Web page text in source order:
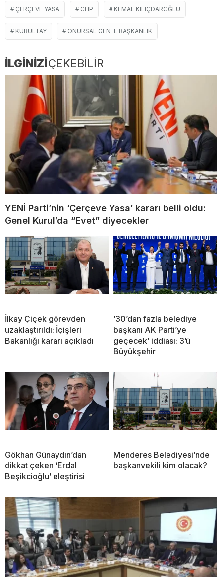
ÇERÇEVE YASA CHP KEMAL KILIÇDAROĞLU
KURULTAY ONURSAL GENEL BAŞKANLIK
İLGİNİZİÇEKEBİLİR
YENİ Parti’nin ‘Çerçeve Yasa’ kararı belli oldu:
Genel Kurul’da “Evet” diyecekler
İlkay Çiçek görevden
uzaklaştırıldı: İçişleri
Bakanlığı kararı açıkladı
’30’dan fazla belediye
başkanı AK Parti’ye
geçecek’ iddiası: 3’ü
Büyükşehir
Gökhan Günaydın’dan
dikkat çeken ‘Erdal
Beşikcioğlu’ eleştirisi
Menderes Belediyesi’nde
başkanvekili kim olacak?